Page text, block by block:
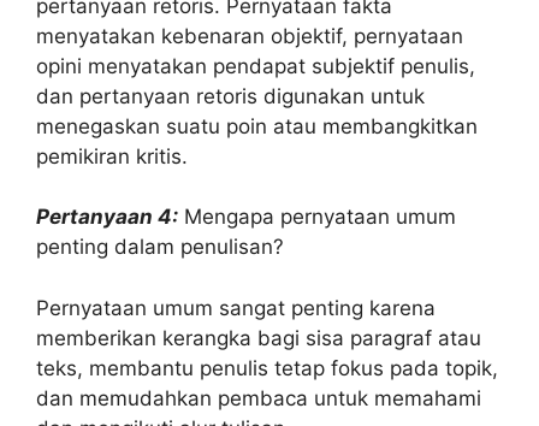
pertanyaan retoris. Pernyataan fakta
menyatakan kebenaran objektif, pernyataan
opini menyatakan pendapat subjektif penulis,
dan pertanyaan retoris digunakan untuk
menegaskan suatu poin atau membangkitkan
pemikiran kritis.
Pertanyaan 4: Mengapa pernyataan umum
penting dalam penulisan?
Pernyataan umum sangat penting karena
memberikan kerangka bagi sisa paragraf atau
teks, membantu penulis tetap fokus pada topik,
dan memudahkan pembaca untuk memahami